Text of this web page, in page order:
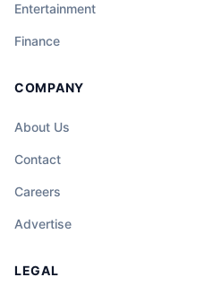
Entertainment
Finance
COMPANY
About Us
Contact
Careers
Advertise
LEGAL